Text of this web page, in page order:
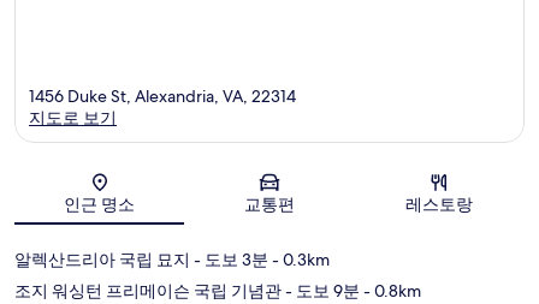
지도
1456 Duke St, Alexandria, VA, 22314
지도로 보기
인근 명소 교통편 레스토랑
알렉산드리아 국립 묘지 - 도보 3분 - 0.3km
조지 워싱턴 프리메이슨 국립 기념관- 도보 9분 - 0.8km